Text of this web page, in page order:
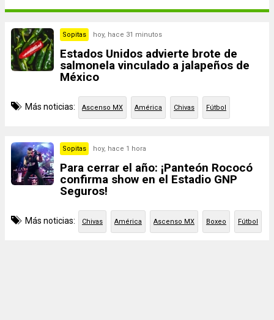
Sopitas hoy, hace 31 minutos
Estados Unidos advierte brote de
salmonela vinculado a jalapeños de
México
Más noticias: Ascenso MX América Chivas Fútbol
Sopitas hoy, hace 1 hora
Para cerrar el año: ¡Panteón Rococó
confirma show en el Estadio GNP
Seguros!
Más noticias: Chivas América Ascenso MX Boxeo Fútbol